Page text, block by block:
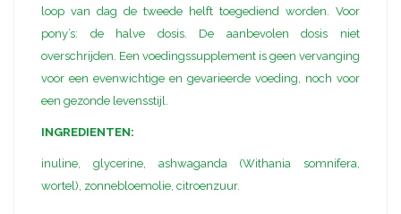
loop van dag de tweede helft toegediend worden. Voor
pony’s: de halve dosis. De aanbevolen dosis niet
overschrijden. Een voedingssupplement is geen vervanging
voor een evenwichtige en gevarieerde voeding, noch voor
een gezonde levensstijl.
INGREDIENTEN:
inuline, glycerine, ashwaganda (Withania somnifera,
wortel), zonnebloemolie, citroenzuur.